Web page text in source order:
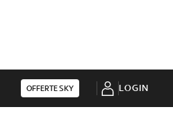
OFFERTE SKY LOGIN